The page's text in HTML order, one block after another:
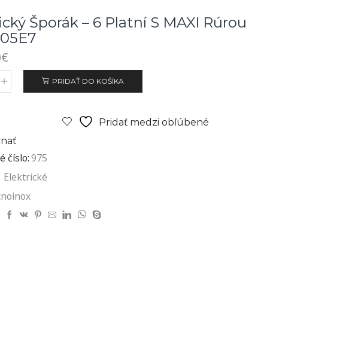
Šporák – 6 Platní S MAXI Rúrou
€
PRIDAŤ DO KOŠÍKA
Pridať medzi obľúbené
číslo:975
Elektrické